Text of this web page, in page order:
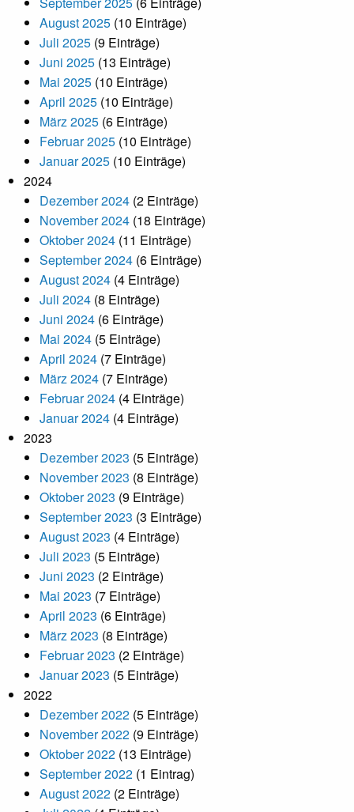
August 2025 (10 Einträge)
Juli 2025 (9 Einträge)
Juni 2025 (13 Einträge)
Mai 2025 (10 Einträge)
April 2025 (10 Einträge)
März 2025 (6 Einträge)
Februar 2025 (10 Einträge)
Januar 2025 (10 Einträge)
2024
Dezember 2024 (2 Einträge)
November 2024 (18 Einträge)
Oktober 2024 (11 Einträge)
September 2024 (6 Einträge)
August 2024 (4 Einträge)
Juli 2024 (8 Einträge)
Juni 2024 (6 Einträge)
Mai 2024 (5 Einträge)
April 2024 (7 Einträge)
März 2024 (7 Einträge)
Februar 2024 (4 Einträge)
Januar 2024 (4 Einträge)
2023
Dezember 2023 (5 Einträge)
November 2023 (8 Einträge)
Oktober 2023 (9 Einträge)
September 2023 (3 Einträge)
August 2023 (4 Einträge)
Juli 2023 (5 Einträge)
Juni 2023 (2 Einträge)
Mai 2023 (7 Einträge)
April 2023 (6 Einträge)
März 2023 (8 Einträge)
Februar 2023 (2 Einträge)
Januar 2023 (5 Einträge)
2022
Dezember 2022 (5 Einträge)
November 2022 (9 Einträge)
Oktober 2022 (13 Einträge)
September 2022 (1 Eintrag)
August 2022 (2 Einträge)